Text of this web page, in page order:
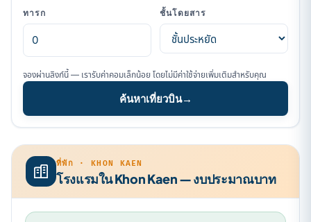
ทารก ชั้นโดยสาร
จองผ่านลิงก์นี้ — เรารับค่าคอมเล็กน้อย โดยไม่มีค่าใช้จ่ายเพิ่มเติมสำหรับคุณ
ค้นหาเที่ยวบิน→
ที่พัก · KHON KAEN
โรงแรมใน Khon Kaen — งบประมาณบาท